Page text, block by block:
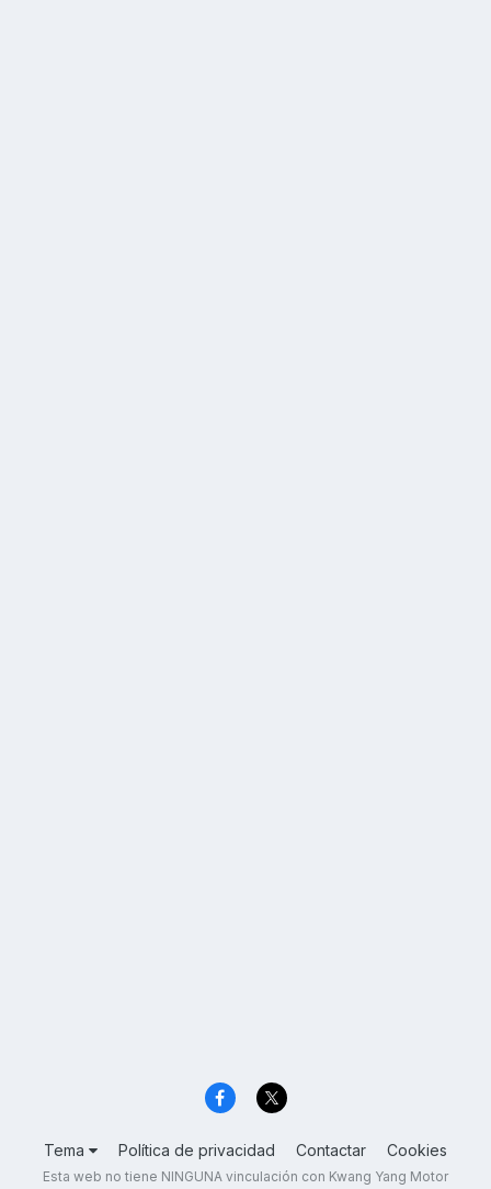
Tema Política de privacidad Contactar Cookies
Esta web no tiene NINGUNA vinculación con Kwang Yang Motor